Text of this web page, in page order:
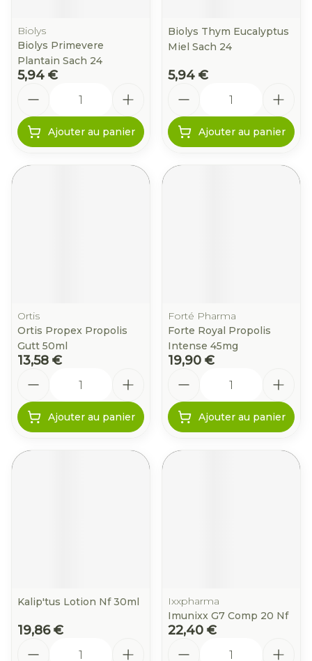
Biolys
Biolys Primevere
Plantain Sach 24
5,94 €
Ajouter au panier
Biolys Thym Eucalyptus
Miel Sach 24
5,94 €
Ajouter au panier
Ortis
Ortis Propex Propolis
Gutt 50ml
13,58 €
Ajouter au panier
Forté Pharma
Forte Royal Propolis
Intense 45mg
19,90 €
Ajouter au panier
Kalip'tus Lotion Nf 30ml
19,86 €
Ixxpharma
Imunixx G7 Comp 20 Nf
22,40 €